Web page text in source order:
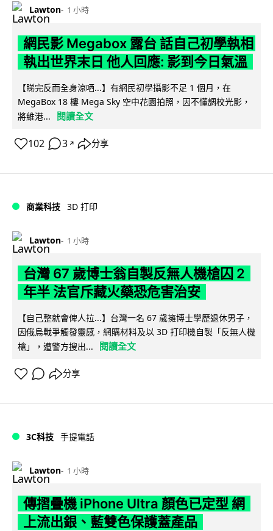
Lawton 1 小時
網民影 Megabox 露台 話自己初學執相
執出世界末日 他人回應: 影到今日氣溫
【睇完反而全身涼哂...】有網民初學攝影不足 1 個月，在
MegaBox 18 樓 Mega Sky 空中花園拍照，因不懂調校光影，
將維港...
閱讀全文
102 3 ↗ 分享
商業科技 3D 打印
Lawton 1 小時
台灣 67 歲博士翁自製反無人機槍囚 2
年半 法官斥藏火藥恐危害治安
【自己整就會俾人拉...】台灣一名 67 歲擁博士學歷退休男子，
因俄烏戰爭觸發靈感，網購材料及以 3D 打印機自製「反無人機
槍」，遭警方搜出...
閱讀全文
分享
3C科技 手提電話
Lawton 1 小時
傳摺疊機 iPhone Ultra 顏色已定型 網
上流出銀、藍雙色保護蓋產品